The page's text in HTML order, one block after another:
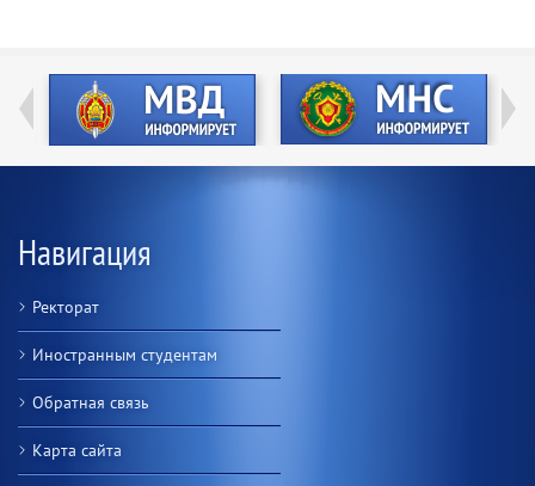
Навигация
Ректорат
Иностранным студентам
Обратная связь
Карта сайта